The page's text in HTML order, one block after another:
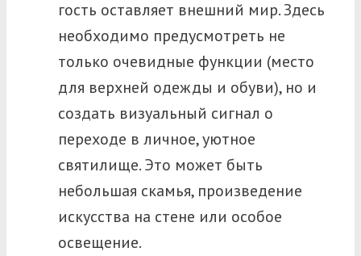
гость оставляет внешний мир. Здесь
необходимо предусмотреть не
только очевидные функции (место
для верхней одежды и обуви), но и
создать визуальный сигнал о
переходе в личное, уютное
святилище. Это может быть
небольшая скамья, произведение
искусства на стене или особое
освещение.